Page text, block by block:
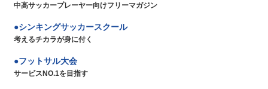
中高サッカープレーヤー向けフリーマガジン
シンキングサッカースクール
考えるチカラが身に付く
フットサル大会
サービスNO.1を目指す